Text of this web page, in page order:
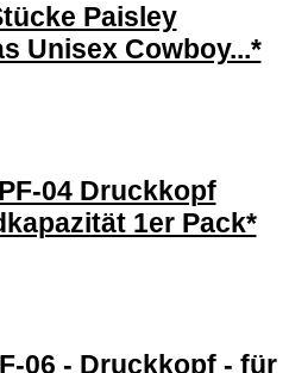
Paisley
Unisex Cowboy...*
04 Druckkopf
1er Pack*
06 - Druckkopf - für